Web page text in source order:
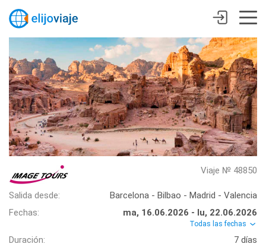
Viaje № 48850
Salida desde:
Barcelona - Bilbao - Madrid - Valencia
Fechas:
ma, 16.06.2026 - lu, 22.06.2026
Todas las fechas
Duración:
7 días